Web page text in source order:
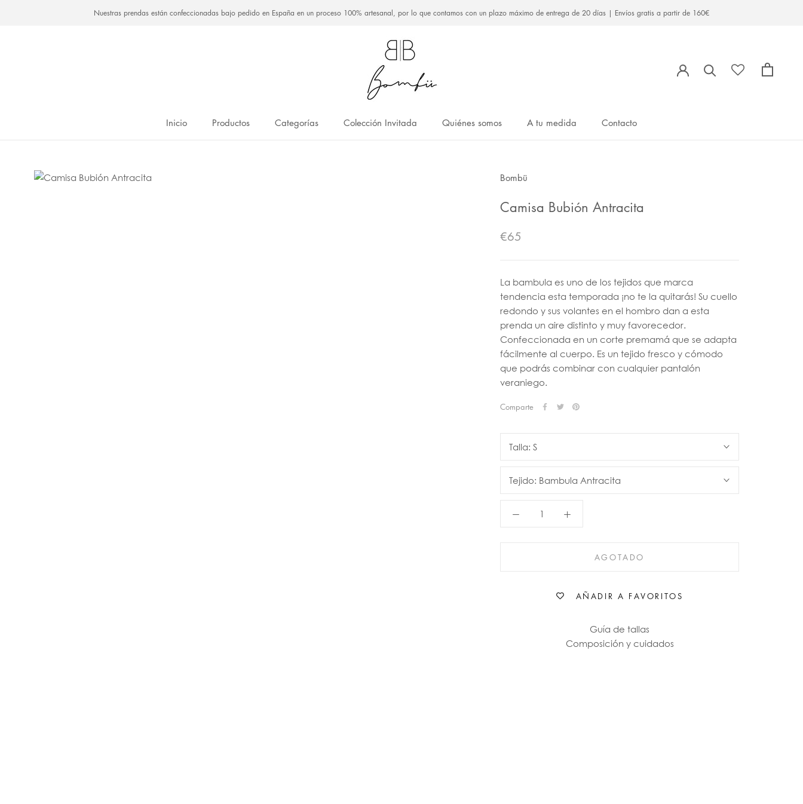
Nuestras prendas están confeccionadas bajo pedido en España en un proceso 100% artesanal, por lo que contamos con un plazo máximo de entrega de 20 días | Envíos gratis a partir de 160€
Inicio
Productos
Categorías
Colección Invitada
Quiénes somos
A tu medida
Contacto
Bombü
Camisa Bubión Antracita
€65
La bambula es uno de los tejidos que marca
tendencia esta temporada ¡no te la quitarás! Su cuello
redondo y sus volantes en el hombro dan a esta
prenda un aire distinto y muy favorecedor.
Confeccionada en un corte premamá que se adapta
fácilmente al cuerpo. Es un tejido fresco y cómodo
que podrás combinar con cualquier pantalón
veraniego.
Comparte
Talla: S
Tejido: Bambula Antracita
AGOTADO
AÑADIR A FAVORITOS
Guía de tallas
Composición y cuidados